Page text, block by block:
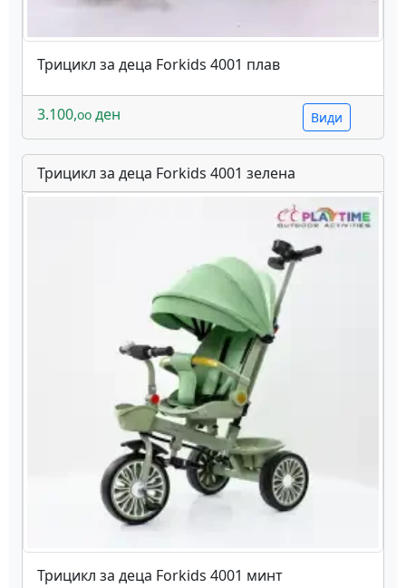
Трицикл за деца Forkids 4001 плав
3.100,oo ден Види
Трицикл за деца Forkids 4001 зелена
Трицикл за деца Forkids 4001 минт